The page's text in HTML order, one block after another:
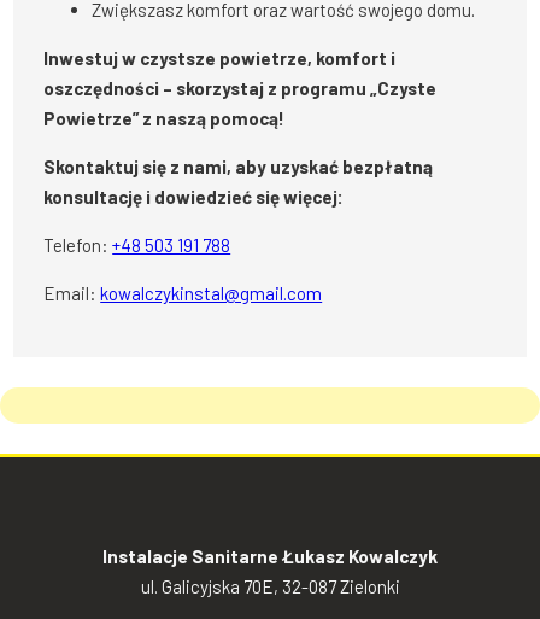
Zwiększasz komfort oraz wartość swojego domu.
Inwestuj w czystsze powietrze, komfort i
oszczędności – skorzystaj z programu „Czyste
Powietrze” z naszą pomocą!
Skontaktuj się z nami, aby uzyskać bezpłatną
konsultację i dowiedzieć się więcej:
Telefon:+48 503 191 788
Email:kowalczykinstal@gmail.com
Instalacje Sanitarne Łukasz Kowalczyk
ul. Galicyjska 70E, 32-087 Zielonki